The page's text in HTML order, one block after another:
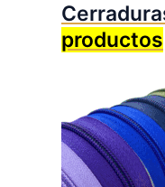
productos